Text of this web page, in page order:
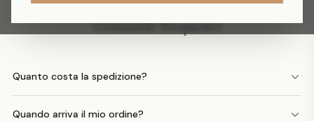
Domande frequenti
Quanto costa la spedizione?
Quando arriva il mio ordine?